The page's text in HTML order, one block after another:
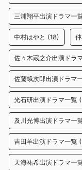
三浦翔平出演ドラマ一
中村はやと (18)
佐々木蔵之介出演ドラ
佐藤蛾次郎出演ドラマ
光石研出演ドラマ一覧
及川光博出演ドラマ一
吉田羊出演ドラマ一覧
天海祐希出演ドラマ一